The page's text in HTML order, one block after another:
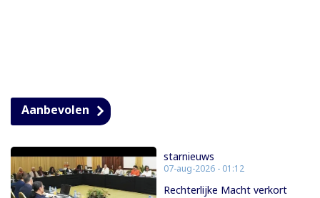
Aanbevolen
starnieuws
07-aug-2026 - 01:12
Rechterlijke Macht verkort